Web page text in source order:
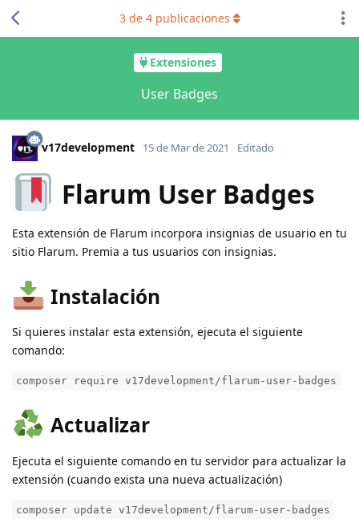
Extensiones
User Badges
3de 4publicaciones
v17development 15 de Mar de 2021 Editado
Flarum User Badges
Esta extensión de Flarum incorpora insignias de usuario en tu
sitio Flarum. Premia a tus usuarios con insignias.
Instalación
Si quieres instalar esta extensión, ejecuta el siguiente
comando:
composer require v17development/flarum-user-badges
Actualizar
Ejecuta el siguiente comando en tu servidor para actualizar la
extensión (cuando exista una nueva actualización)
composer update v17development/flarum-user-badges